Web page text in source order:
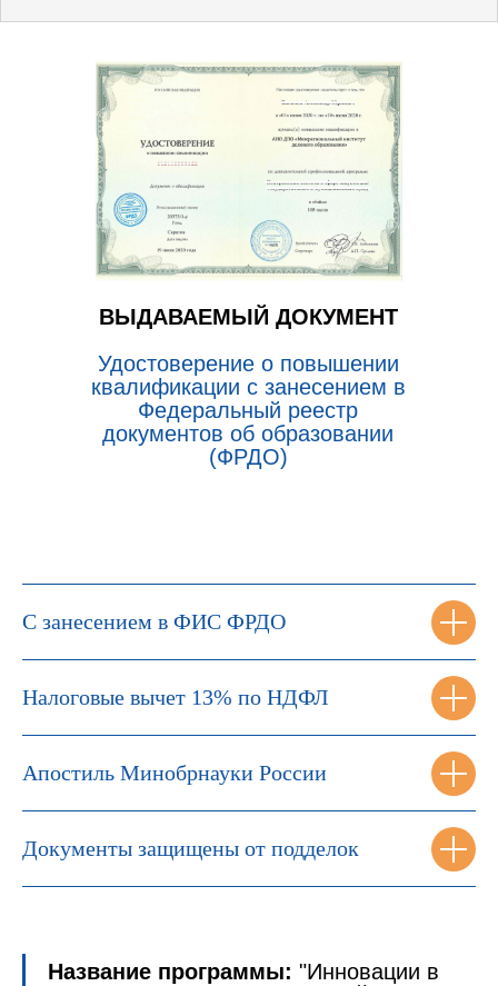
ВЫДАВАЕМЫЙ ДОКУМЕНТ
Удостоверение о повышении
квалификации с занесением в
Федеральный реестр
документов об образовании
(ФРДО)
С занесением в ФИС ФРДО
Налоговые вычет 13% по НДФЛ
Апостиль Минобрнауки России
Документы защищены от подделок
Название программы: "Инновации в